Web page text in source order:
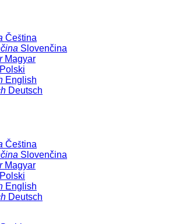
Čeština
Slovenčina
Magyar
Polski
English
Deutsch
Čeština
Slovenčina
Magyar
Polski
English
Deutsch